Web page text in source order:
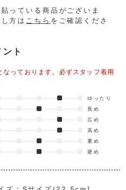
っている商品がございま
方は こちら をご確認くださ
ト
っております。必ずスタッフ着用
ゆったり
長め
広め
高め
重め
硬め